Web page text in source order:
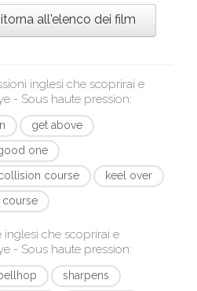
all'elenco dei film
inglesi che scoprirai e
- Sous haute pression:
get above
one
course
keel over
course
che scoprirai e
- Sous haute pression:
sharpens